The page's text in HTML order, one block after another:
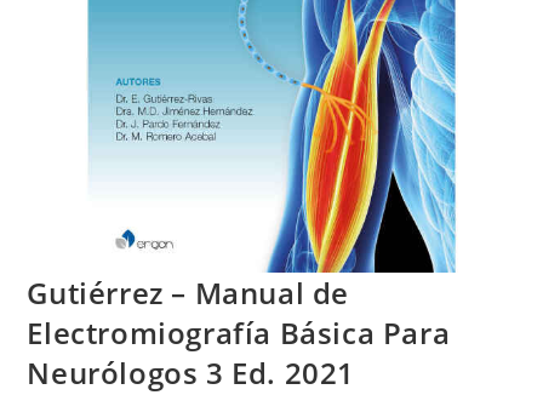
Gutiérrez – Manual de
Electromiografía Básica Para
Neurólogos 3 Ed. 2021